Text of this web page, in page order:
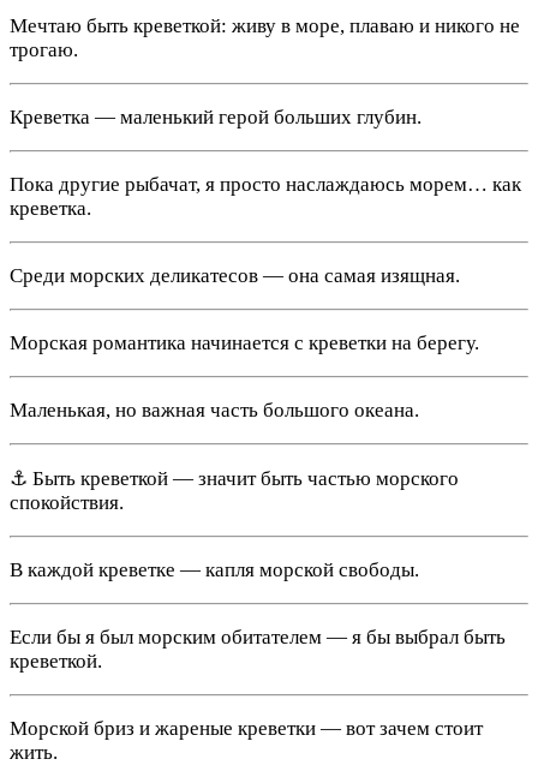
Мечтаю быть креветкой: живу в море, плаваю и никого не
трогаю.
Креветка — маленький герой больших глубин.
Пока другие рыбачат, я просто наслаждаюсь морем… как
креветка.
Среди морских деликатесов — она самая изящная.
Морская романтика начинается с креветки на берегу.
Маленькая, но важная часть большого океана.
⚓ Быть креветкой — значит быть частью морского
спокойствия.
В каждой креветке — капля морской свободы.
Если бы я был морским обитателем — я бы выбрал быть
креветкой.
Морской бриз и жареные креветки — вот зачем стоит
жить.